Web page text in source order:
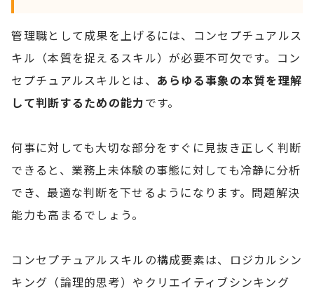
管理職として成果を上げるには、コンセプチュアルス
キル（本質を捉えるスキル）が必要不可欠です。コン
セプチュアルスキルとは、 あらゆる事象の本質を理解
して判断するための能力です。
何事に対しても大切な部分をすぐに見抜き正しく判断
できると、業務上未体験の事態に対しても冷静に分析
でき、最適な判断を下せるようになります。問題解決
能力も高まるでしょう。
コンセプチュアルスキルの構成要素は、ロジカルシン
キング（論理的思考）やクリエイティブシンキング